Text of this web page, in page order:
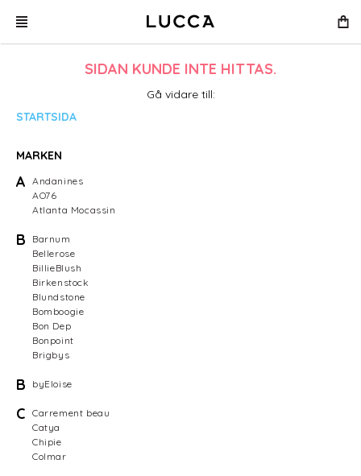
SIDAN KUNDE INTE HITTAS.
Gå vidare till:
STARTSIDA
MARKEN
A Andanines
AO76
Atlanta Mocassin
B
Barnum
Bellerose
BillieBlush
Birkenstock
Blundstone
Bomboogie
Bon Dep
Bonpoint
Brigbys
B byEloise
C Carrement beau
Catya
Chipie
Colmar